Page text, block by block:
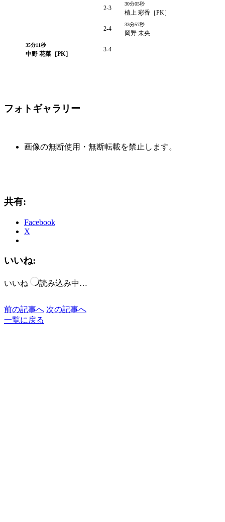
2-3
30分05秒
植上 彩香［PK］
2-4
33分57秒
岡野 未央
35分11秒
中野 花菜［PK］
3-4
フォトギャラリー
画像の無断使用・無断転載を禁止します。
共有:
Facebook
X
いいね:
いいね 読み込み中…
前の記事へ 次の記事へ
一覧に戻る